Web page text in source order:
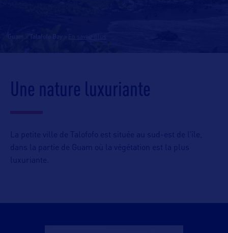
Guam - Talafofo Bay
Une nature luxuriante
La petite ville de Talofofo est située au sud-est de l’île,
dans la partie de Guam où la végétation est la plus
luxuriante.